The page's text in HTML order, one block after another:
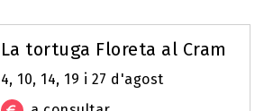
La tortuga Floreta al Cram
4, 10, 14, 19 i 27 d'agost